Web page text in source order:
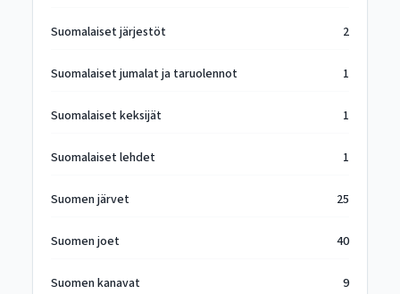
Suomalaiset järjestöt 2
Suomalaiset jumalat ja taruolennot 1
Suomalaiset keksijät 1
Suomalaiset lehdet 1
Suomen järvet 25
Suomen joet 40
Suomen kanavat 9